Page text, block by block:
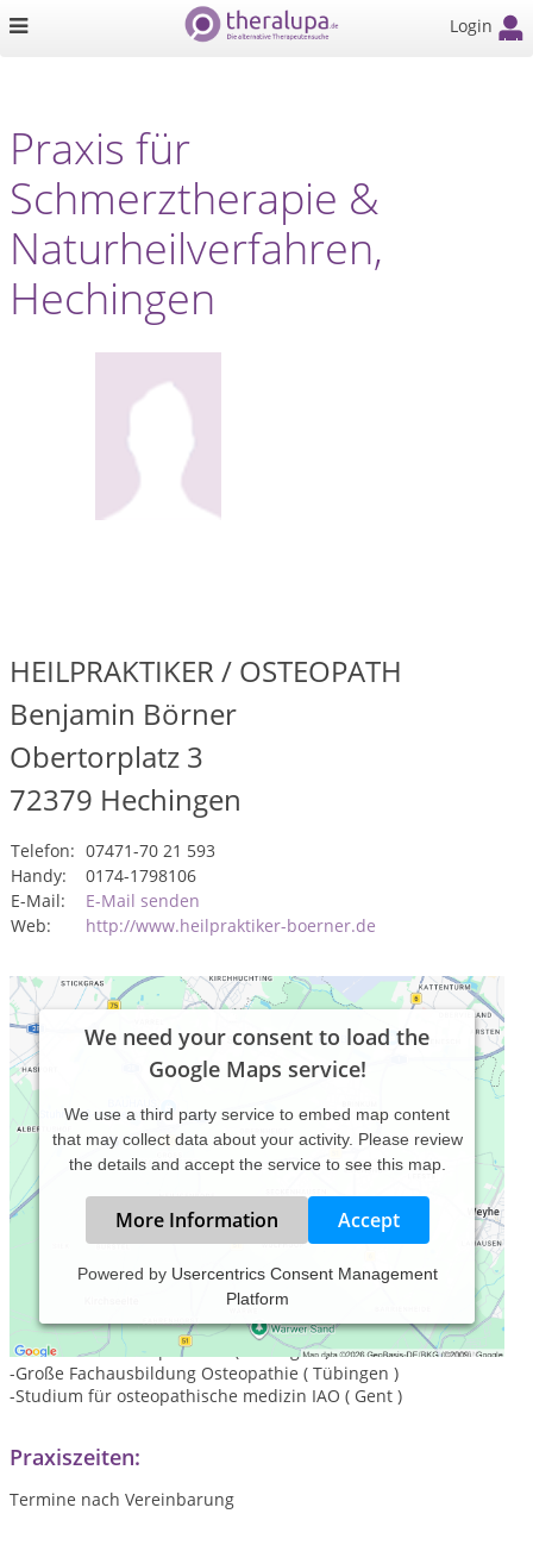
Login
Praxis für
Schmerztherapie &
Naturheilverfahren,
Hechingen
HEILPRAKTIKER / OSTEOPATH
Benjamin Börner
Obertorplatz 3
72379 Hechingen
Telefon: 07471-70 21 593
Handy:
0174-1798106
E-Mail:
E-Mail senden
Web:
http://www.heilpraktiker-boerner.de
We need your consent to load the
Google Maps service!
We use a third party service to embed map content
that may collect data about your activity. Please review
the details and accept the service to see this map.
More Information Accept
Powered by Usercentrics Consent Management
Platform
-Ausbildung Physiotherapie Villingen-Schwenningen
-Ausbildung zum Dorn-Preuss Therapeuten ( Schwenningen )
-Studium zum Heilpraktiker ( Tübingen )
-Große Fachausbildung Osteopathie ( Tübingen )
-Studium für osteopathische medizin IAO ( Gent )
Praxiszeiten:
Termine nach Vereinbarung